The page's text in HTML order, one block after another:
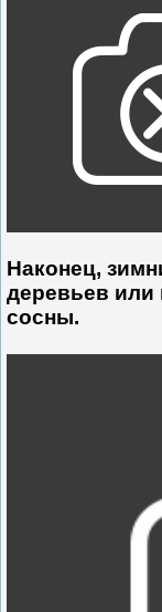
Наконец,
деревьев или
сосны.